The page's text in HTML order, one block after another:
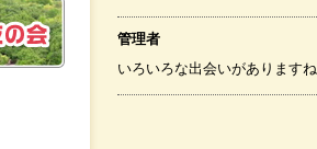
管理者
いろいろな出会いがあります